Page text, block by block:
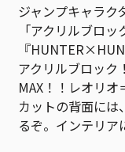
ジャンプキャラク
「アクリルブロッ
『
アクリルブロッ
MAX！！レオリ
カットの背面には
るぞ。インテリア